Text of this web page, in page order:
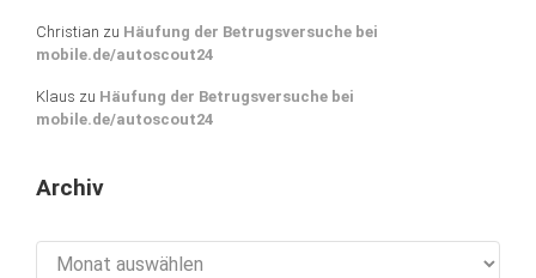
Christian zu Häufung der Betrugsversuche bei
mobile.de/autoscout24
Klaus zu Häufung der Betrugsversuche bei
mobile.de/autoscout24
Archiv